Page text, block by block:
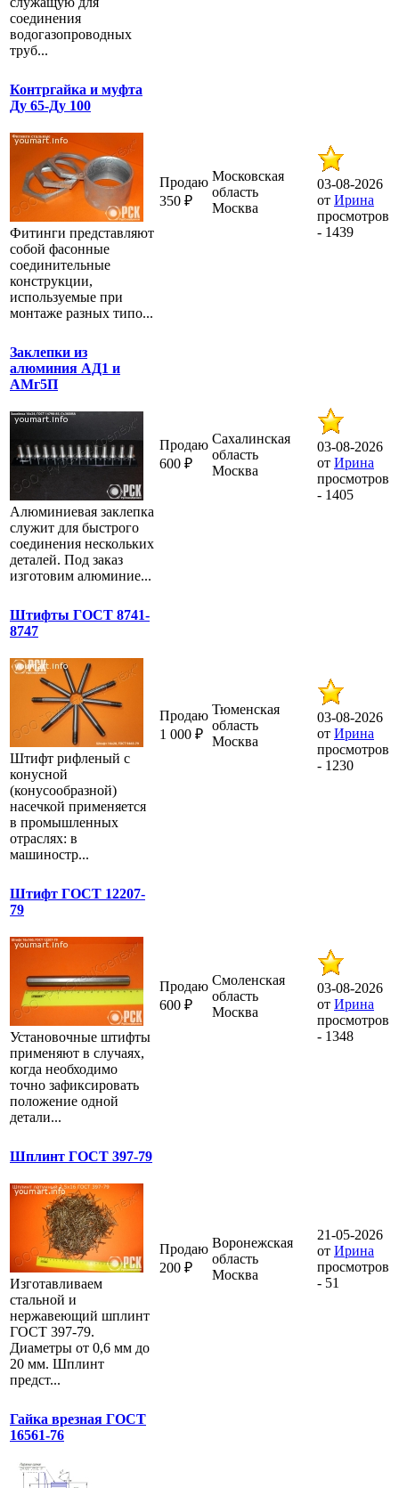
соединения
водогазопроводных
труб...
Контргайка и муфта
Ду 65-Ду 100
Фитинги представляют
собой фасонные
соединительные
конструкции,
используемые при
монтаже разных типо...
Продаю
350 ₽
Московская
область
Москва
03-08-2026
от Ирина
просмотров
- 1439
Заклепки из
алюминия АД1 и
АМг5П
Алюминиевая заклепка
служит для быстрого
соединения нескольких
деталей. Под заказ
изготовим алюминие...
Продаю
600 ₽
Сахалинская
область
Москва
03-08-2026
от Ирина
просмотров
- 1405
Штифты ГОСТ 8741-
8747
Штифт рифленый с
конусной
(конусообразной)
насечкой применяется
в промышленных
отраслях: в
машиностр...
Продаю
1 000 ₽
Тюменская
область
Москва
03-08-2026
от Ирина
просмотров
- 1230
Штифт ГОСТ 12207-
79
Установочные штифты
применяют в случаях,
когда необходимо
точно зафиксировать
положение одной
детали...
Продаю
600 ₽
Смоленская
область
Москва
03-08-2026
от Ирина
просмотров
- 1348
Шплинт ГОСТ 397-79
Изготавливаем
стальной и
нержавеющий шплинт
ГОСТ 397-79.
Диаметры от 0,6 мм до
20 мм. Шплинт
предст...
Продаю
200 ₽
Воронежская
область
Москва
21-05-2026
от Ирина
просмотров
- 51
Гайка врезная ГОСТ
16561-76